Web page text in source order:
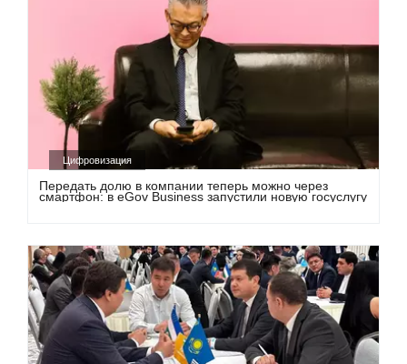
Цифровизация
Передать долю в компании теперь можно через
смартфон: в eGov Business запустили новую госуслугу